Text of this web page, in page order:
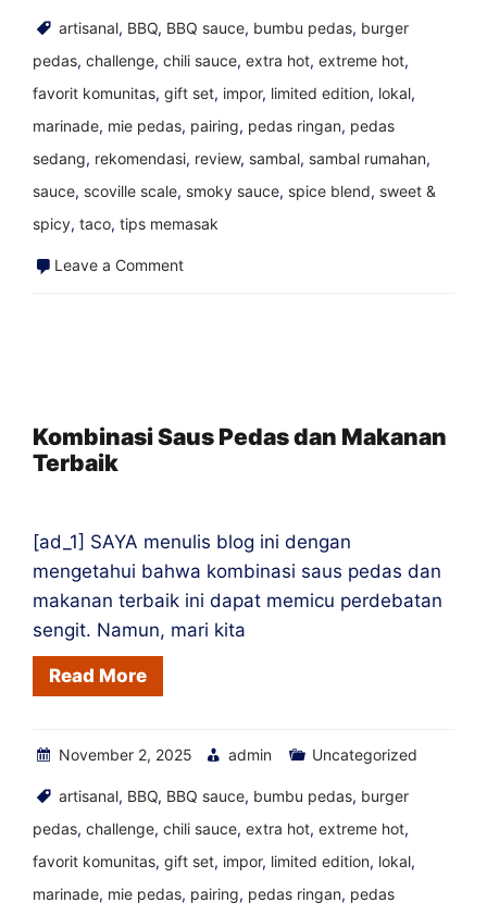
artisanal, BBQ, BBQ sauce, bumbu pedas, burger
pedas, challenge, chili sauce, extra hot, extreme hot,
favorit komunitas, gift set, impor, limited edition, lokal,
marinade, mie pedas, pairing, pedas ringan, pedas
sedang, rekomendasi, review, sambal, sambal rumahan,
sauce, scoville scale, smoky sauce, spice blend, sweet &
spicy, taco, tips memasak
Leave a Commenton
Tiram
Kombinasi Saus Pedas dan Makanan
Terbaik
[ad_1] SAYA menulis blog ini dengan
mengetahui bahwa kombinasi saus pedas dan
makanan terbaik ini dapat memicu perdebatan
sengit. Namun, mari kita
Read More
November 2, 2025 admin Uncategorized
artisanal, BBQ, BBQ sauce, bumbu pedas, burger
pedas, challenge, chili sauce, extra hot, extreme hot,
favorit komunitas, gift set, impor, limited edition, lokal,
marinade, mie pedas, pairing, pedas ringan, pedas